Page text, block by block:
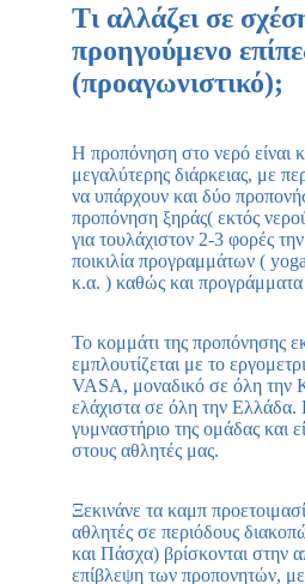
Tι αλλάζει σε
προηγούμενο
(προαγωνιστικό);
Η προπόνηση στο νερό είναι
μεγαλύτερης διάρκειας, με
να υπάρχουν και δύο
προπόνηση ξηράς( εκτός
για τουλάχιστον 2-3 φορές
ποικιλία προγραμμάτων (
κ.α. ) καθώς και προγράμματα
Το κομμάτι της προπόνησης
εμπλουτίζεται με το
VASA, μοναδικό σε όλη την
ελάχιστα σε όλη την Ελλάδα.
γυμναστήριο της ομάδας και
στους αθλητές μας.
Ξεκινάνε τα καμπ
αθλητές σε περιόδους
και Πάσχα) βρίσκονται στην
επίβλεψη των προπονητών,